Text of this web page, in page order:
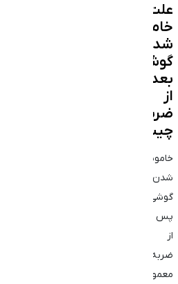
علت
خاموش
شدن
گوشی
بعد
از
ضربه
چیست؟
خاموش
شدن
گوشی
پس
از
ضربه
معمولاً